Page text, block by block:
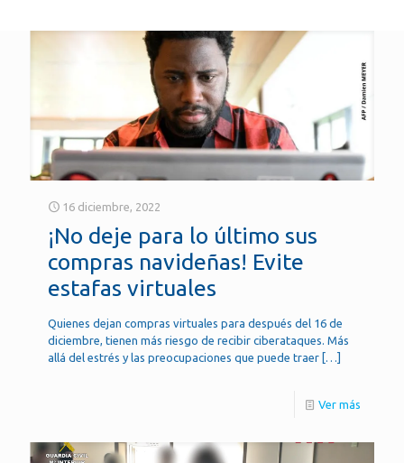
16 diciembre, 2022
¡No deje para lo último sus
compras navideñas! Evite
estafas virtuales
Quienes dejan compras virtuales para después del 16 de
diciembre, tienen más riesgo de recibir ciberataques. Más
allá del estrés y las preocupaciones que puede traer […]
Ver más